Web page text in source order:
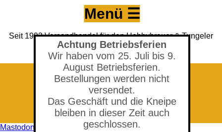
Achtung Betriebsferien
Wir haben vom 25. Juli bis 9.
August Betriebsferien.
Bestellungen werden nicht
versendet.
Das Geschäft und die Kneipe
bleiben in dieser Zeit auch
geschlossen.
Seit 1993 Versandhandel für den Hobbybrauer & Tungeler
Brauerei seit 2017
(Neuer) Tungeler Krug seit 1903
Menü ☰
Mastodon